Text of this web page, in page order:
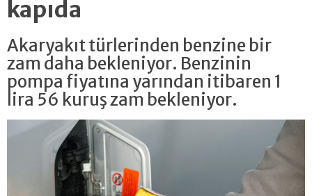
kapıda
Akaryakıt türlerinden benzine bir
zam daha bekleniyor. Benzinin
pompa fiyatına yarından itibaren 1
lira 56 kuruş zam bekleniyor.